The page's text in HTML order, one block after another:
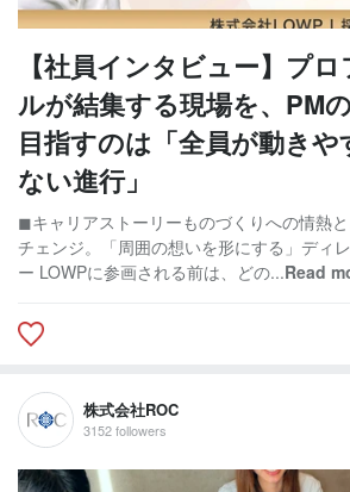
【社員インタビュー】プ
ルが結集する現場を、PM
目指すのは「全員が動き
ない進行」
◼︎キャリアストーリーものづくりへの情熱
チェンジ。「周囲の想いを形にする」ディ
ー LOWPに参画される前は、どの...Read
株式会社ROC
3152 followers